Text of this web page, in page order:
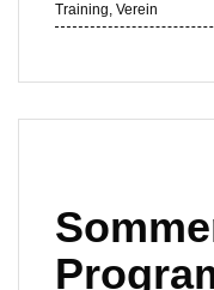
Training, Verein